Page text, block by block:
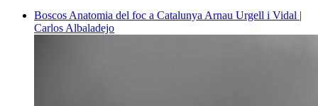
Boscos Anatomia del foc a Catalunya Arnau Urgell i Vidal |
Carlos Albaladejo